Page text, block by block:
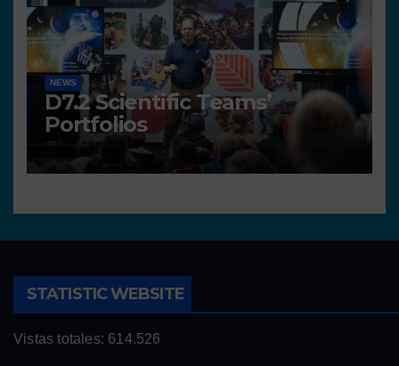
NEWS
D7.2 Scientific Teams’
Portfolios
STATISTIC WEBSITE
Vistas totales: 614.526